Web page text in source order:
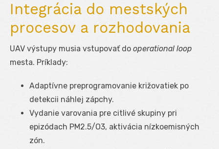
Integrácia do mestských
procesov a rozhodovania
UAV výstupy musia vstupovať do operational loop
mesta. Príklady:
Adaptívne preprogramovanie križovatiek po
detekcii náhlej zápchy.
Vydanie varovania pre citlivé skupiny pri
epizódach PM2.5/O3, aktivácia nízkoemisných
zón.